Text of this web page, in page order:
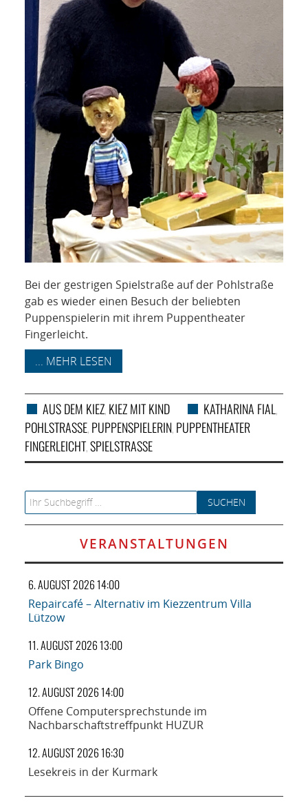
Bei der gestrigen Spielstraße auf der Pohlstraße
gab es wieder einen Besuch der beliebten
Puppenspielerin mit ihrem Puppentheater
Fingerleicht.
... MEHR LESEN
AUS DEM KIEZ, KIEZ MIT KIND KATHARINA FIAL ,
POHLSTRASSE , PUPPENSPIELERIN, PUPPENTHEATER
FINGERLEICHT,SPIELSTRASSE
Search for:
VERANSTALTUNGEN
6. AUGUST 2026 14:00
Repaircafé – Alternativ im Kiezzentrum Villa
Lützow
11. AUGUST 2026 13:00
Park Bingo
12. AUGUST 2026 14:00
Offene Computersprechstunde im
Nachbarschaftstreffpunkt HUZUR
12. AUGUST 2026 16:30
Lesekreis in der Kurmark